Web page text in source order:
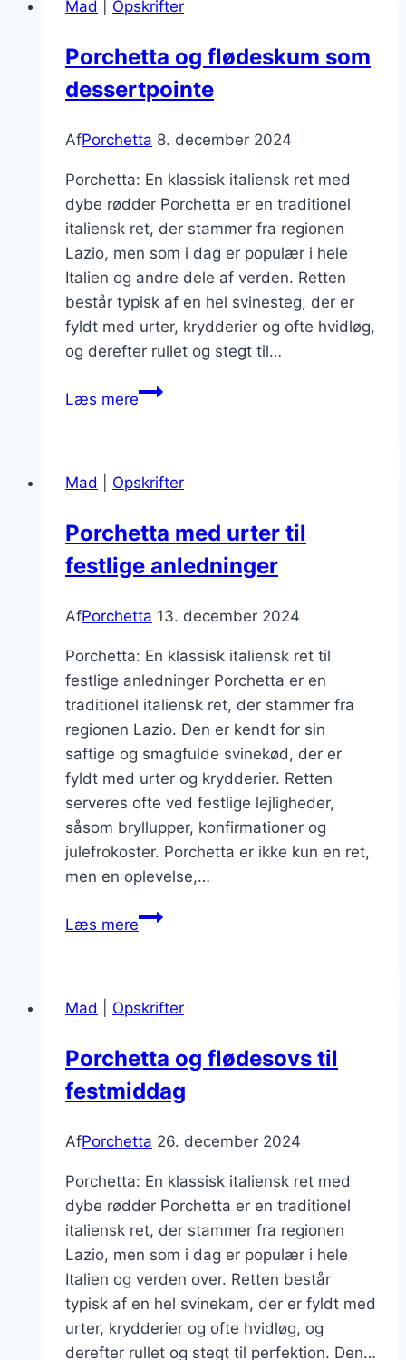
bacon
Mad Opskrifter
Porchetta og flødeskum som
dessertpointe
AfPorchetta 8. december 2024
Porchetta: En klassisk italiensk ret med
dybe rødder Porchetta er en traditionel
italiensk ret, der stammer fra regionen
Lazio, men som i dag er populær i hele
Italien og andre dele af verden. Retten
består typisk af en hel svinesteg, der er
fyldt med urter, krydderier og ofte hvidløg,
og derefter rullet og stegt til…
Læs merePorchetta
dessertpointe
Mad Opskrifter
Porchetta med urter til
festlige anledninger
AfPorchetta 13. december 2024
Porchetta: En klassisk italiensk ret til
festlige anledninger Porchetta er en
traditionel italiensk ret, der stammer fra
regionen Lazio. Den er kendt for sin
saftige og smagfulde svinekød, der er
fyldt med urter og krydderier. Retten
serveres ofte ved festlige lejligheder,
såsom bryllupper, konfirmationer og
julefrokoster. Porchetta er ikke kun en ret,
men en oplevelse,…
Læs merePorchetta
festlige
Mad Opskrifter
Porchetta og flødesovs til
festmiddag
AfPorchetta 26. december 2024
Porchetta: En klassisk italiensk ret med
dybe rødder Porchetta er en traditionel
italiensk ret, der stammer fra regionen
Lazio, men som i dag er populær i hele
Italien og verden over. Retten består
typisk af en hel svinekam, der er fyldt med
urter, krydderier og ofte hvidløg, og
derefter rullet og stegt til perfektion. Den…